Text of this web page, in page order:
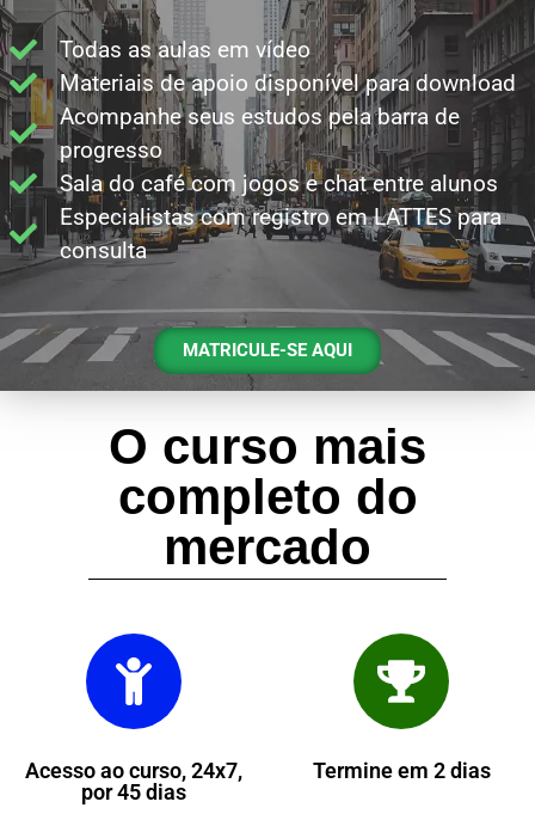
Todas as aulas em vídeo
Materiais de apoio disponível para download
Acompanhe seus estudos pela barra de
progresso
Sala do café com jogos e chat entre alunos
Especialistas com registro em LATTES para
consulta
MATRICULE-SE AQUI
O curso mais
completo do
mercado
Acesso ao curso, 24x7,
por 45 dias
Termine em 2 dias